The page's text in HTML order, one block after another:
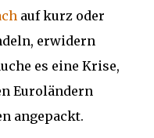
auf kurz oder
erwidern
es eine Krise,
Euroländern
angepackt.